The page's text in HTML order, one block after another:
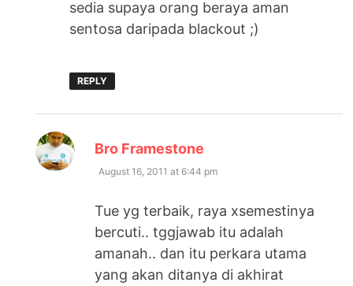
sedia supaya orang beraya aman
sentosa daripada blackout ;)
REPLY
Bro Framestone
August 16, 2011 at 6:44 pm
Tue yg terbaik, raya xsemestinya
bercuti.. tggjawab itu adalah
amanah.. dan itu perkara utama
yang akan ditanya di akhirat